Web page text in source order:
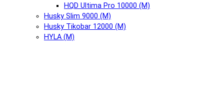
HQD Ultima Pro 10000 (М)
Husky Slim 9000 (М)
Husky Tikobar 12000 (М)
HYLA (М)